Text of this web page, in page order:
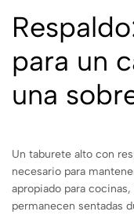
para un
una
Un taburete alto con
necesario para
apropiado para
permanecen sentadas